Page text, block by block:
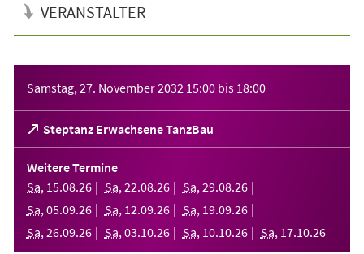
VERANSTALTER
Samstag, 27. November 2032 15:00 bis 18:00
Steptanz Erwachsene TanzBau
(Öffnet
in
einem
neuen
Tab)
Weitere Termine
Sa, 15.08.26 Sa, 22.08.26 Sa, 29.08.26
Sa, 05.09.26 Sa, 12.09.26 Sa, 19.09.26
Sa, 26.09.26 Sa, 03.10.26 Sa, 10.10.26 Sa, 17.10.26